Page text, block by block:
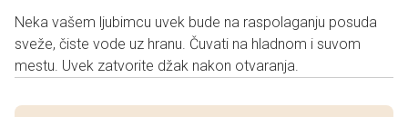
Neka vašem ljubimcu uvek bude na raspolaganju posuda
sveže, čiste vode uz hranu. Čuvati na hladnom i suvom
mestu. Uvek zatvorite džak nakon otvaranja.